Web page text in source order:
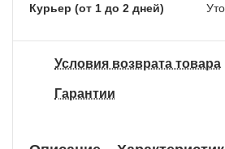
Курьер (от 1 до 2 дней)
Условия возврата товара
Гарантии